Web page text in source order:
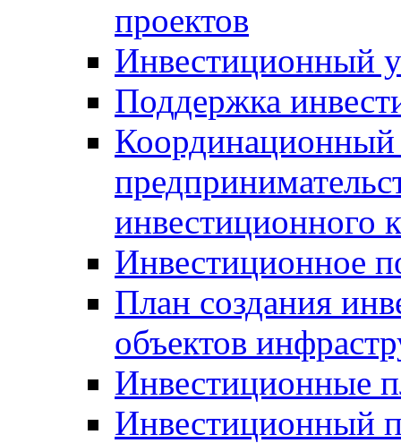
проектов
Инвестиционный
Поддержка
Координационный
инвестиционного
Инвестиционное
План создания
объектов
Инвестиционные
Инвестиционный